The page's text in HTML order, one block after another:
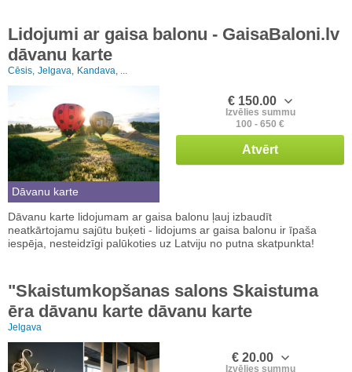
Lidojumi ar gaisa balonu - GaisaBaloni.lv
dāvanu karte
Cēsis, Jelgava, Kandava, ...
Dāvanu karte
€ 150.00
Izvēlies summu
100 - 650 €
Atvērt
Dāvanu karte lidojumam ar gaisa balonu ļauj izbaudīt
neatkārtojamu sajūtu buķeti - lidojums ar gaisa balonu ir īpaša
iespēja, nesteidzīgi palūkoties uz Latviju no putna skatpunkta!
"Skaistumkopšanas salons Skaistuma
ēra dāvanu karte dāvanu karte
Jelgava
€ 20.00
Izvēlies summu